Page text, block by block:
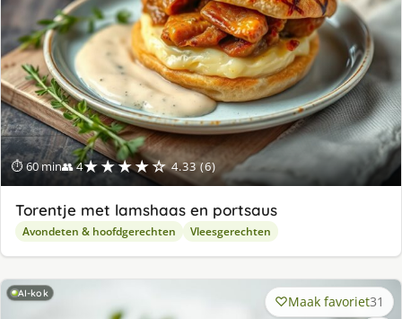
⏱ 60 min👥 4★★★★☆ 4.33 (6)
Torentje met lamshaas en portsaus
Avondeten & hoofdgerechten Vleesgerechten
AI-kok Maak favoriet31